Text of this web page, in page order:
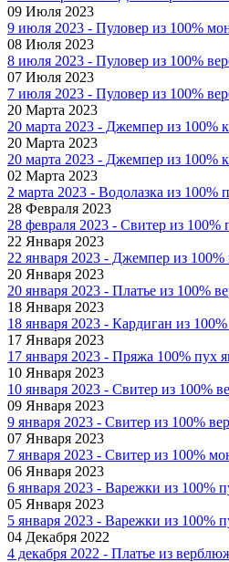
09 Июля 2023
9 июля 2023 - Пуловер из 100%
08 Июля 2023
8 июля 2023 - Пуловер из 100%
07 Июля 2023
7 июля 2023 - Пуловер из 100%
20 Марта 2023
20 марта 2023 - Джемпер из 100%
20 Марта 2023
20 марта 2023 - Джемпер из 100%
02 Марта 2023
2 марта 2023 - Водолазка из 100%
28 Февраля 2023
28 февраля 2023 - Свитер из 100%
22 Января 2023
22 января 2023 - Джемпер из
20 Января 2023
20 января 2023 - Платье из 100%
18 Января 2023
18 января 2023 - Кардиган из
17 Января 2023
17 января 2023 - Пряжа 100% пух
10 Января 2023
10 января 2023 - Свитер из 100%
09 Января 2023
9 января 2023 - Свитер из 100%
07 Января 2023
7 января 2023 - Свитер из 100%
06 Января 2023
6 января 2023 - Варежки из 100%
05 Января 2023
5 января 2023 - Варежки из 100%
04 Декабря 2022
4 декабря 2022 - Платье из